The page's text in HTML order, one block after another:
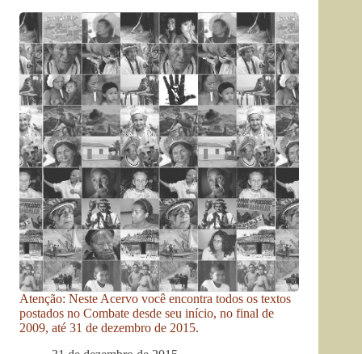
Atenção: Neste Acervo você encontra todos os textos
postados no Combate desde seu início, no final de
2009, até 31 de dezembro de 2015.